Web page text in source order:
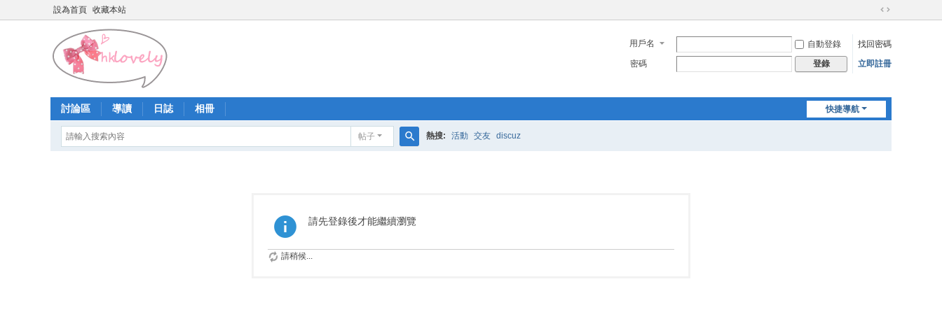
設為首頁 收藏本站
切
到
寬
用戶名 自動登錄
找回密碼
密碼
登錄 立即註冊
快捷導航
討論區 導讀 日誌 相冊
帖子 熱搜: 活動 交友 discuz
請先登錄後才能繼續瀏覽
請稍候...